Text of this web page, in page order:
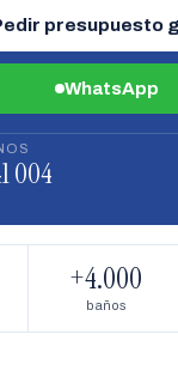
presupuesto
WhatsApp
004
+4.000
baños